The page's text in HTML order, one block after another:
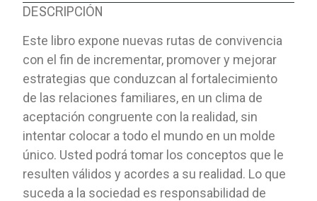
DESCRIPCIÓN
Este libro expone nuevas rutas de convivencia
con el fin de incrementar, promover y mejorar
estrategias que conduzcan al fortalecimiento
de las relaciones familiares, en un clima de
aceptación congruente con la realidad, sin
intentar colocar a todo el mundo en un molde
único. Usted podrá tomar los conceptos que le
resulten válidos y acordes a su realidad. Lo que
suceda a la sociedad es responsabilidad de